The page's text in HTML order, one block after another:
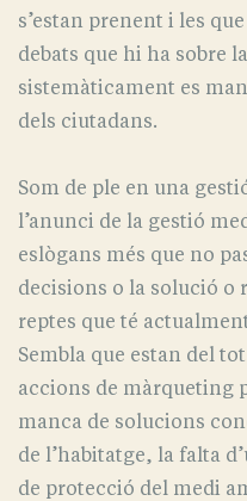
s’estan prenent i les
debats que hi ha sobre
sistemàticament es
dels ciutadans.
Som de ple en una
l’anunci de la gestió
eslògans més que no
decisions o la solució o
reptes que té
Sembla que estan del
accions de màrqueting
manca de solucions
de l’habitatge, la falta
de protecció del medi